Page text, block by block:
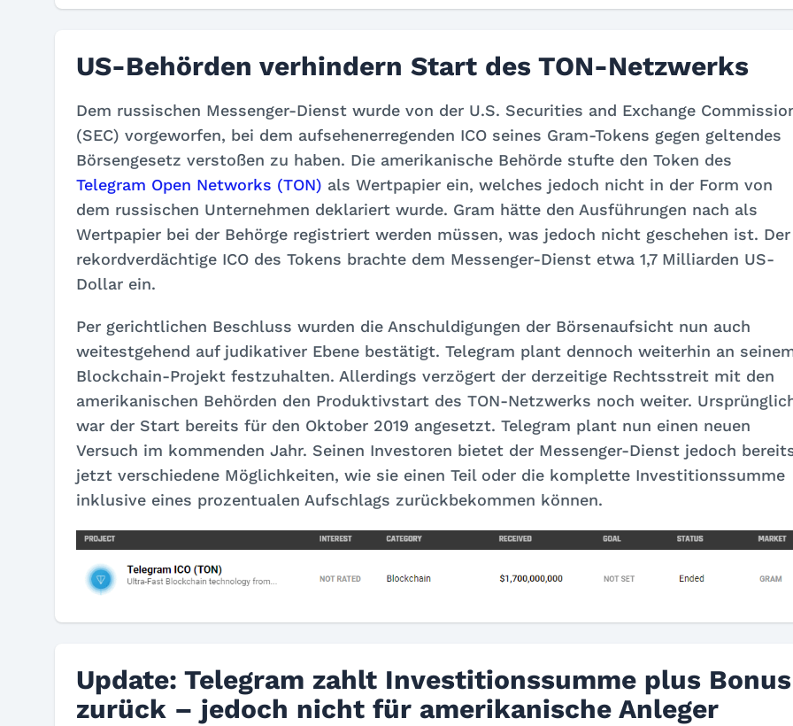
US-Behörden verhindern Start des TON-Netzwerks
Dem russischen Messenger-Dienst wurde von der U.S. Securities and Exchange
(SEC) vorgeworfen, bei dem aufsehenerregenden ICO seines Gram-Tokens gegen geltendes
Börsengesetz verstoßen zu haben. Die amerikanische Behörde stufte den Token des
Telegram Open Networks (TON) als Wertpapier ein, welches jedoch nicht in der Form von
dem russischen Unternehmen deklariert wurde. Gram hätte den Ausführungen nach als
Wertpapier bei der Behörge registriert werden müssen, was jedoch nicht geschehen ist. Der
rekordverdächtige ICO des Tokens brachte dem Messenger-Dienst etwa 1,7 Milliarden US-
Dollar ein.
Per gerichtlichen Beschluss wurden die Anschuldigungen der Börsenaufsicht nun auch
weitestgehend auf judikativer Ebene bestätigt. Telegram plant dennoch weiterhin an
Blockchain-Projekt festzuhalten. Allerdings verzögert der derzeitige Rechtsstreit mit den
amerikanischen Behörden den Produktivstart des TON-Netzwerks noch weiter.
war der Start bereits für den Oktober 2019 angesetzt. Telegram plant nun einen neuen
Versuch im kommenden Jahr. Seinen Investoren bietet der Messenger-Dienst jedoch
jetzt verschiedene Möglichkeiten, wie sie einen Teil oder die komplette Investitionssumme
inklusive eines prozentualen Aufschlags zurückbekommen können.
Update: Telegram zahlt Investitionssumme plus Bonus
zurück – jedoch nicht für amerikanische Anleger